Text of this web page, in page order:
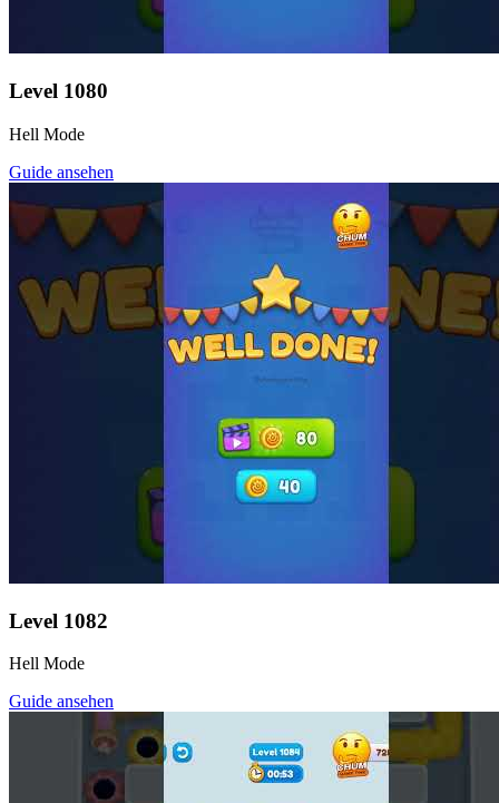
Level 1080
Hell Mode
Guide ansehen
Level 1082
Hell Mode
Guide ansehen